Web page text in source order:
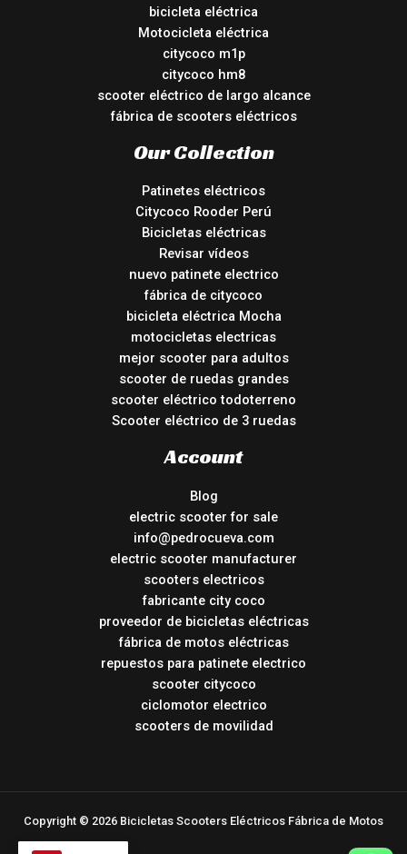
bicicleta eléctrica
Motocicleta eléctrica
citycoco m1p
citycoco hm8
scooter eléctrico de largo alcance
fábrica de scooters eléctricos
Our Collection
Patinetes eléctricos
Citycoco Rooder Perú
Bicicletas eléctricas
Revisar vídeos
nuevo patinete electrico
fábrica de citycoco
bicicleta eléctrica Mocha
motocicletas electricas
mejor scooter para adultos
scooter de ruedas grandes
scooter eléctrico todoterreno
Scooter eléctrico de 3 ruedas
Account
Blog
electric scooter for sale
info@pedrocueva.com
electric scooter manufacturer
scooters electricos
fabricante city coco
proveedor de bicicletas eléctricas
fábrica de motos eléctricas
repuestos para patinete electrico
scooter citycoco
ciclomotor electrico
scooters de movilidad
Copyright © 2026 Bicicletas Scooters Eléctricos Fábrica de Motos